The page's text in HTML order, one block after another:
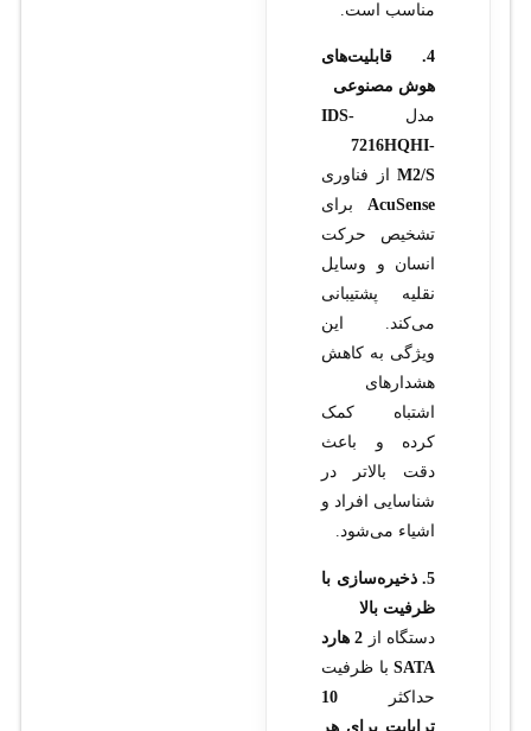
مناسب است.
4. قابلیت‌های
هوش مصنوعی
مدل IDS-
7216HQHI-
M2/Sاز فناوری
AcuSenseبرای
تشخیص حرکت
انسان و وسایل
نقلیه پشتیبانی
می‌کند. این
ویژگی به کاهش
هشدارهای
اشتباه کمک
کرده و باعث
دقت بالاتر در
شناسایی افراد و
اشیاء می‌شود.
5. ذخیره‌سازی با
ظرفیت بالا
دستگاه از
2 هارد
SATAبا ظرفیت
حداکثر 10
ترابایت برای هر